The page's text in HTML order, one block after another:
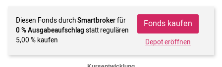
Diesen Fonds durchSmartbrokerfür
0 % Ausgabeaufschlag statt regulären
5,00 % kaufen
Fonds kaufen
Depot eröffnen